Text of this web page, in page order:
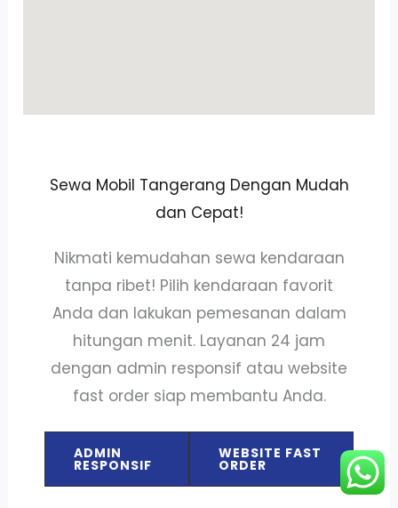
Sewa Mobil Tangerang Dengan Mudah
dan Cepat!
Nikmati kemudahan sewa kendaraan
tanpa ribet! Pilih kendaraan favorit
Anda dan lakukan pemesanan dalam
hitungan menit. Layanan 24 jam
dengan admin responsif atau website
fast order siap membantu Anda.
ADMIN
RESPONSIF
WEBSITE FAST
ORDER